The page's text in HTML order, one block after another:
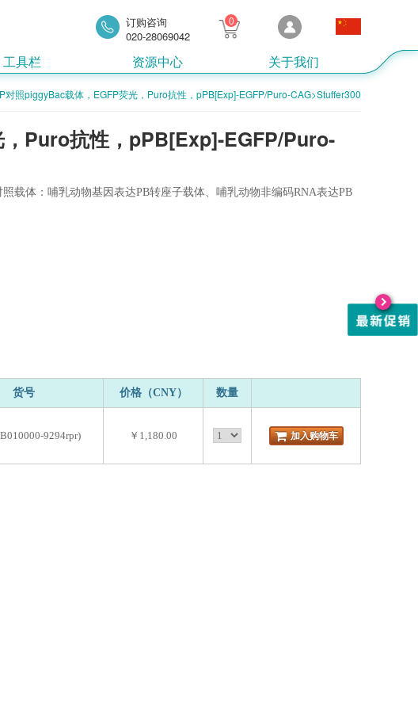
0
订购咨询
020-28069042
工具栏 资源中心 关于我们
对照piggyBac载体，EGFP荧光，Puro抗性，pPB[Exp]-EGFP/Puro-CAG>Stuffer300
Puro抗性，pPB[Exp]-EGFP/Puro-
载体：哺乳动物基因表达PB转座子载体、哺乳动物非编码RNA表达PB
货号 价格（CNY） 数量
9294rpr) ￥1,180.00 加入购物车